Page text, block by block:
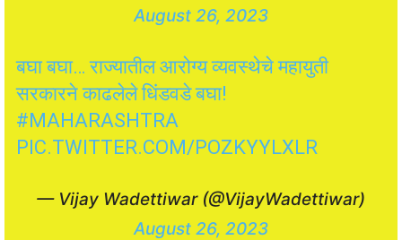
August 26, 2023
बघा बघा… राज्यातील आरोग्य व्यवस्थेचे महायुती
सरकारने काढलेले धिंडवडे बघा!
#MAHARASHTRA
PIC.TWITTER.COM/POZKYYLXLR
— Vijay Wadettiwar (@VijayWadettiwar)
August 26, 2023